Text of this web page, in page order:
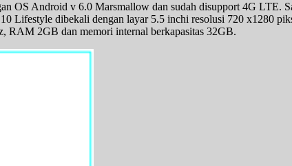
OS Android v 6.0 Marsmallow dan sudah disupport 4G LTE.
Lifestyle dibekali dengan layar 5.5 inchi resolusi 720 x1280
RAM 2GB dan memori internal berkapasitas 32GB.